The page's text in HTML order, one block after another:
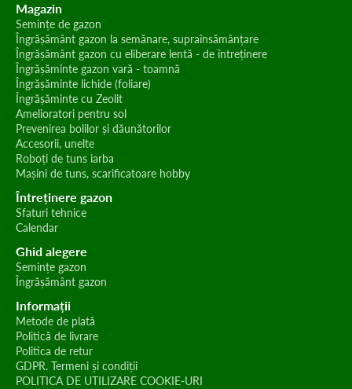
Magazin
Semințe de gazon
Îngrășământ gazon la semănare, supraînsămânțare
Îngrășământ gazon cu eliberare lentă - de întreținere
Îngrășăminte gazon vară - toamnă
Îngrășăminte lichide (foliare)
Îngrășăminte cu Zeolit
Amelioratori pentru sol
Prevenirea bolilor și dăunătorilor
Accesorii, unelte
Roboți de tuns iarba
Mașini de tuns, scarificatoare hobby
Întreținere gazon
Sfaturi tehnice
Calendar
Ghid alegere
Semințe gazon
Îngrășământ gazon
Informații
Metode de plată
Politică de livrare
Politica de retur
GDPR. Termeni și condiții
POLITICA DE UTILIZARE COOKIE-URI